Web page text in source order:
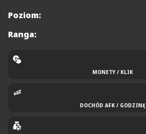
Poziom:
Ranga:
MONETY / KLIK
DOCHÓD AFK / GODZINĘ